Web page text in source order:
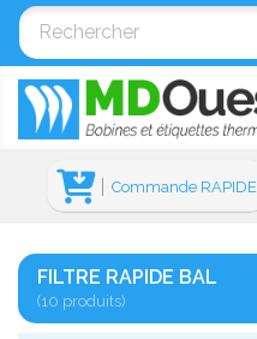
Commande RAPIDE
FILTRE RAPIDE BAL
(10 produits)